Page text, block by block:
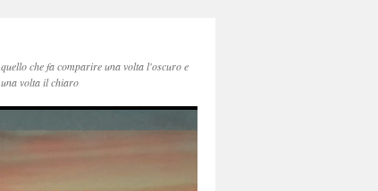
quello che fa comparire una volta l'oscuro e
una volta il chiaro